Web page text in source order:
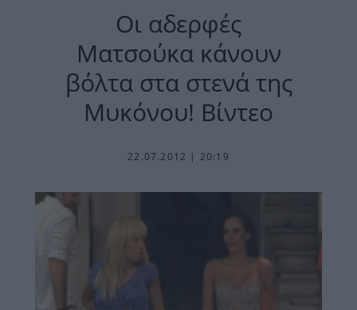
Οι αδερφές
Ματσούκα κάνουν
βόλτα στα στενά της
Μυκόνου! Βίντεο
22.07.2012 | 20:19